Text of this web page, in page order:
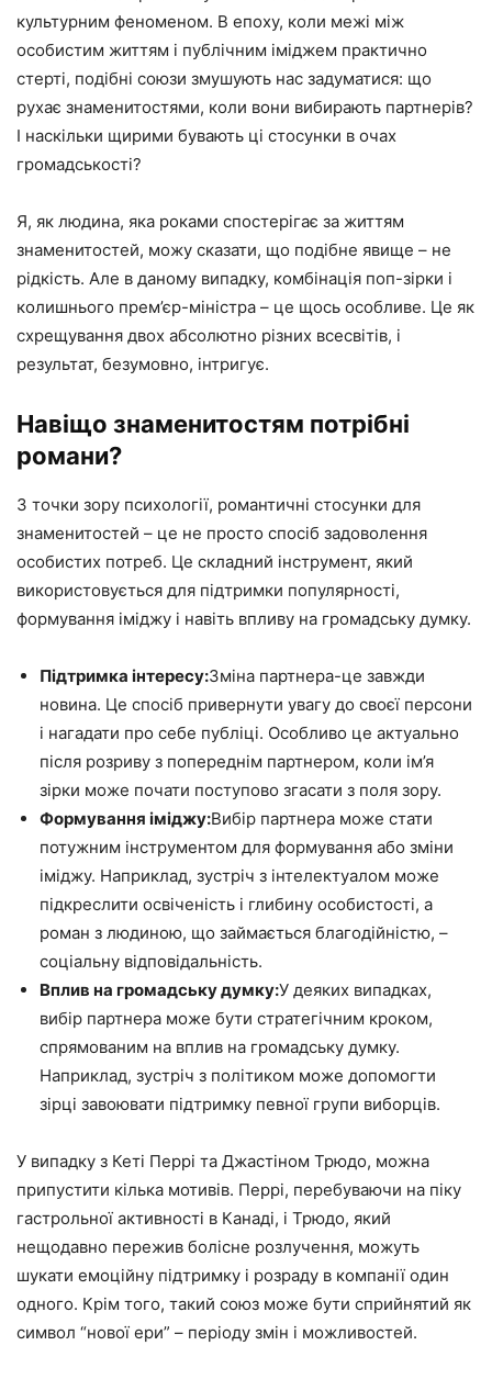
культурним феноменом. В епоху, коли межі між
особистим життям і публічним іміджем практично
стерті, подібні союзи змушують нас задуматися: що
рухає знаменитостями, коли вони вибирають партнерів?
І наскільки щирими бувають ці стосунки в очах
громадськості?
Я, як людина, яка роками спостерігає за життям
знаменитостей, можу сказати, що подібне явище – не
рідкість. Але в даному випадку, комбінація поп-зірки і
колишнього прем’єр-міністра – це щось особливе. Це як
схрещування двох абсолютно різних всесвітів, і
результат, безумовно, інтригує.
Навіщо знаменитостям потрібні
романи?
З точки зору психології, романтичні стосунки для
знаменитостей – це не просто спосіб задоволення
особистих потреб. Це складний інструмент, який
використовується для підтримки популярності,
формування іміджу і навіть впливу на громадську думку.
Підтримка інтересу:Зміна партнера-це завжди
новина. Це спосіб привернути увагу до своєї персони
і нагадати про себе публіці. Особливо це актуально
після розриву з попереднім партнером, коли ім’я
зірки може почати поступово згасати з поля зору.
Формування іміджу:Вибір партнера може стати
потужним інструментом для формування або зміни
іміджу. Наприклад, зустріч з інтелектуалом може
підкреслити освіченість і глибину особистості, а
роман з людиною, що займається благодійністю, –
соціальну відповідальність.
Вплив на громадську думку:У деяких випадках,
вибір партнера може бути стратегічним кроком,
спрямованим на вплив на громадську думку.
Наприклад, зустріч з політиком може допомогти
зірці завоювати підтримку певної групи виборців.
У випадку з Кеті Перрі та Джастіном Трюдо, можна
припустити кілька мотивів. Перрі, перебуваючи на піку
гастрольної активності в Канаді, і Трюдо, який
нещодавно пережив болісне розлучення, можуть
шукати емоційну підтримку і розраду в компанії один
одного. Крім того, такий союз може бути сприйнятий як
символ “нової ери” – періоду змін і можливостей.